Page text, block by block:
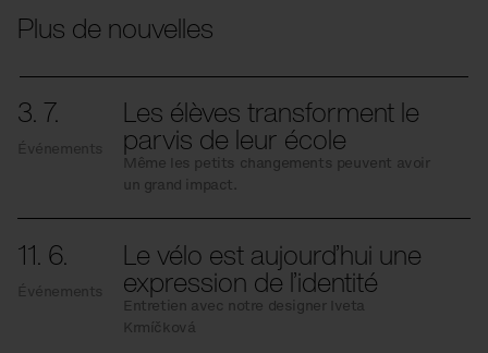
Plus de nouvelles
3. 7.
Événements
Les élèves transforment le
parvis de leur école
Même les petits changements peuvent avoir
un grand impact.
11. 6.
Événements
Le vélo est aujourd’hui une
expression de l’identité
Entretien avec notre designer Iveta
Krmíčková